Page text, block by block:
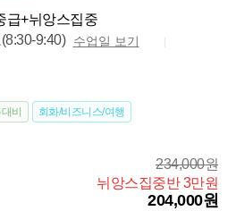
급+뉘앙스집중
9:40)
수업일 보기
비
회화/비즈니스/여행
234,000원
뉘앙스집중반 3만원
204,000원